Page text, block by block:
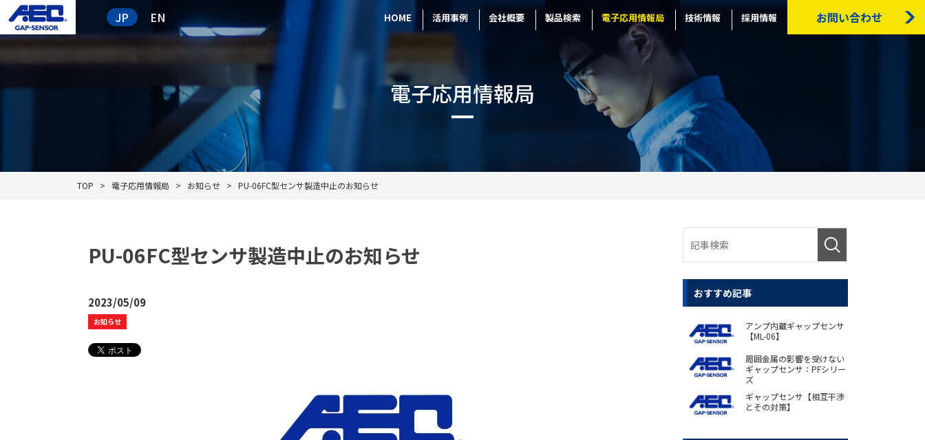
JP EN HOME 活用事例 会社概要 製品検索 電子応用情報局 技術情報 採用情報 お問い合わせ
電子応用情報局
TOP 電子応用情報局 お知らせ PU-06FC型センサ製造中止のお知らせ
PU-06FC型センサ製造中止のお知らせ
2023/05/09
お知らせ
おすすめ記事
アンプ内蔵ギャップセンサ
【ML-06】
周囲金属の影響を受けない
ギャップセンサ：PFシリー
ズ
ギャップセンサ【相互干渉
とその対策】